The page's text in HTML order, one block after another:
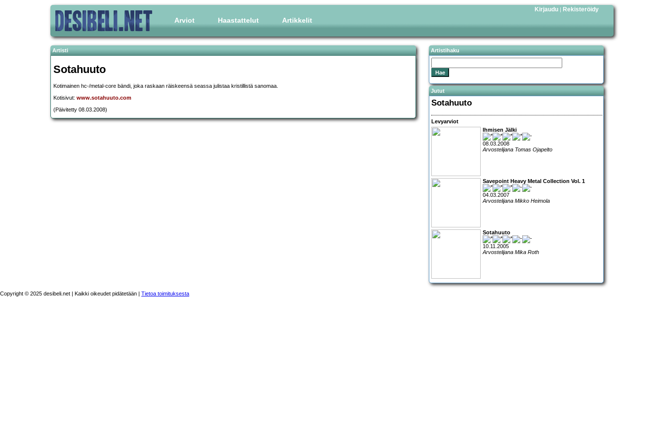
Arviot Haastattelut Artikkelit
Kirjaudu | Rekisteröidy
Artisti
Sotahuuto
Kotimainen hc-/metal-core bändi, joka raskaan räiskeensä seassa julistaa kristillistä sanomaa.
Kotisivut: www.sotahuuto.com
(Päivitetty 08.03.2008)
Artistihaku
Jutut
Sotahuuto
Levyarviot
Ihmisen Jälki
08.03.2008
Arvostelijana Tomas Ojapelto
Savepoint Heavy Metal Collection Vol. 1
04.03.2007
Arvostelijana Mikko Heimola
Sotahuuto
10.11.2005
Arvostelijana Mika Roth
Copyright © 2025 desibeli.net | Kaikki oikeudet pidätetään | Tietoa toimituksesta